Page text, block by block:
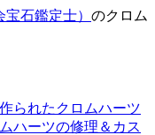
石鑑定士） のクロム
られたクロムハーツ
ハーツの修理＆カス